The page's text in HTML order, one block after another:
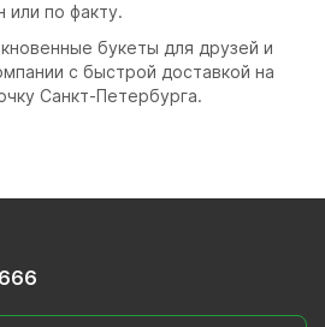
или по факту.
букеты для друзей и
с быстрой доставкой на
Санкт-Петербурга.